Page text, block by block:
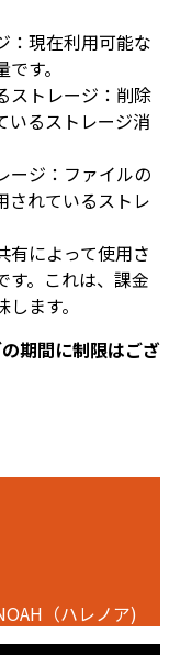
：現在利用可能な
す。
ストレージ：削除
いるストレージ消
ージ：ファイルの
されているストレ
有によって使用さ
す。これは、課金
ます。
期間に制限はござ
（ハレノア)